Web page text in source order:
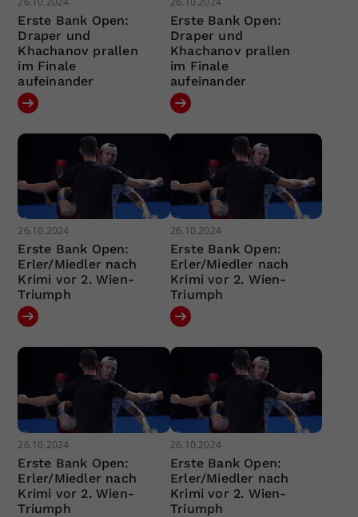
Erste Bank Open:
Draper und
Khachanov prallen
im Finale
aufeinander
Erste Bank Open:
Draper und
Khachanov prallen
im Finale
aufeinander
26.10.2024
Erste Bank Open:
Erler/Miedler nach
Krimi vor 2. Wien-
Triumph
26.10.2024
Erste Bank Open:
Erler/Miedler nach
Krimi vor 2. Wien-
Triumph
26.10.2024
Erste Bank Open:
Erler/Miedler nach
Krimi vor 2. Wien-
Triumph
26.10.2024
Erste Bank Open:
Erler/Miedler nach
Krimi vor 2. Wien-
Triumph